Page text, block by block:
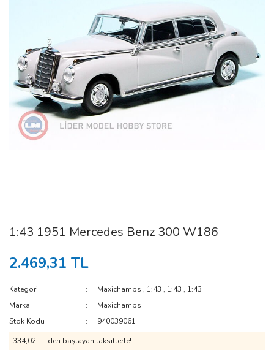
1:43 1951 Mercedes Benz 300 W186
2.469,31 TL
Kategori Maxichamps , 1:43 , 1:43 , 1:43
Marka
Maxichamps
Stok Kodu
940039061
334,02 TL den başlayan taksitlerle!